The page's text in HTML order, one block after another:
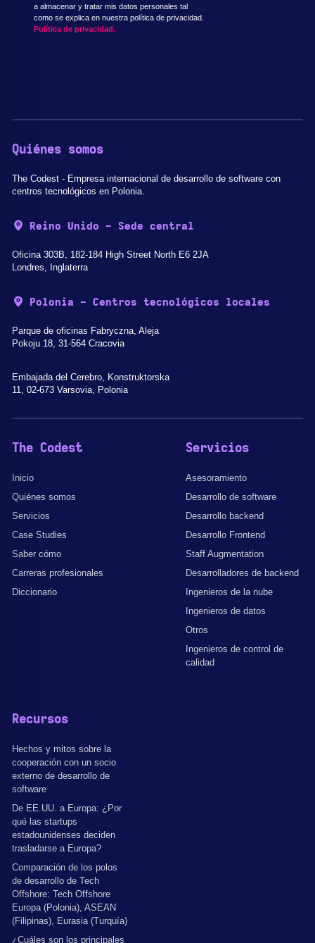
a almacenar y tratar mis datos personales tal
como se explica en nuestra política de privacidad.
Política de privacidad.
Quiénes somos
The Codest - Empresa internacional de desarrollo de software con
centros tecnológicos en Polonia.
Reino Unido - Sede central
Oficina 303B, 182-184 High Street North E6 2JA
Londres, Inglaterra
Polonia - Centros tecnológicos locales
Parque de oficinas Fabryczna, Aleja
Pokoju 18, 31-564 Cracovia
Embajada del Cerebro, Konstruktorska
11, 02-673 Varsovia, Polonia
The Codest
Inicio
Quiénes somos
Servicios
Case Studies
Saber cómo
Carreras profesionales
Diccionario
Servicios
Asesoramiento
Desarrollo de software
Desarrollo backend
Desarrollo Frontend
Staff Augmentation
Desarrolladores de backend
Ingenieros de la nube
Ingenieros de datos
Otros
Ingenieros de control de
calidad
Recursos
Hechos y mitos sobre la
cooperación con un socio
externo de desarrollo de
software
De EE.UU. a Europa: ¿Por
qué las startups
estadounidenses deciden
trasladarse a Europa?
Comparación de los polos
de desarrollo de Tech
Offshore: Tech Offshore
Europa (Polonia), ASEAN
(Filipinas), Eurasia (Turquía)
¿Cuáles son los principales